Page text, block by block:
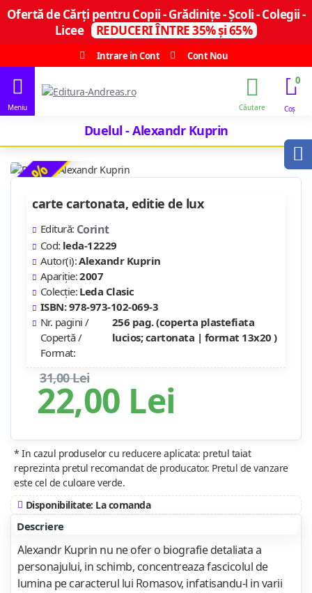
Ofertă de Cărți pentru Copii - Grădinițe - Școli - Colegii -
Licee
REDUCERI ÎNTRE 35% și 65%
Intrare in Cont
Cont Nou
0
Duelul - Alexandr Kuprin
-29 %
22,00 Lei
31,00 Lei
carte cartonata, editie de lux
Editură: Corint
Cod: leda-12229
Autor(i):Alexandr Kuprin
Apariție:2007
Colecție: Leda Clasic
ISBN: 978-973-102-069-3
Nr. pagini /
Copertă /
Format:
256 pag. (coperta plastefiata
lucios; cartonata | format 13x20 )
* In cazul produselor cu reducere aplicata: pretul taiat
reprezinta pretul recomandat de producator. Pretul de vanzare
este cel de culoare verde.
Disponibilitate: La comanda
Descriere
Alexandr Kuprin nu ne ofer o biografie detaliata a
personajului, in schimb, concentreaza fascicolul de
lumina pe caracterul lui Romasov, infatisandu-l in varii